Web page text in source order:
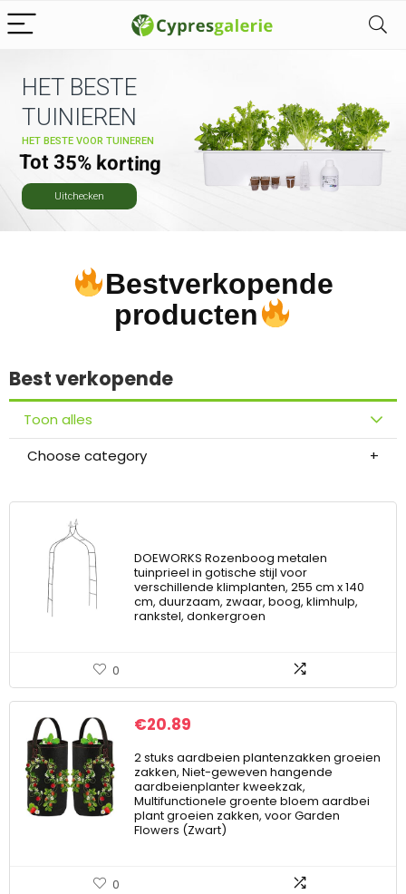
HET BESTE
TUINIEREN
Uitchecken
HET BESTE VOOR TUINEREN
Tot 35% korting
Bestverkopende
producten
Best verkopende
Toon alles
Choose category
DOEWORKS Rozenboog metalen
tuinprieel in gotische stijl voor
verschillende klimplanten, 255 cm x 140
cm, duurzaam, zwaar, boog, klimhulp,
rankstel, donkergroen
0
€20.89
2 stuks aardbeien plantenzakken groeien
zakken, Niet-geweven hangende
aardbeienplanter kweekzak,
Multifunctionele groente bloem aardbei
plant groeien zakken, voor Garden
Flowers (Zwart)
0